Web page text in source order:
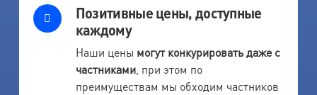
Позитивные цены, доступные
каждому
Наши цены могут конкурировать даже с
частниками, при этом по
преимуществам мы обходим частников